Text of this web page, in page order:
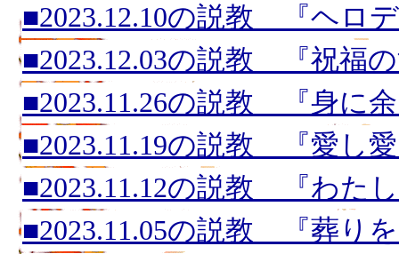
■2023.12.10の説教 『ヘロ
■2023.12.03の説教 『祝福
■2023.11.26の説教 『身に
■2023.11.19の説教 『愛し
■2023.11.12の説教 『わた
■2023.11.05の説教 『葬り